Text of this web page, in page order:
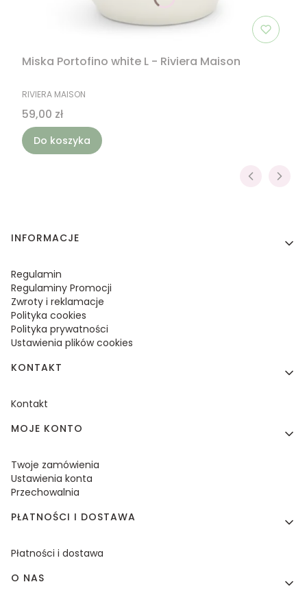
Miska Portofino white L - Riviera Maison
PRODUCENT
RIVIERA MAISON
Cena
59,00 zł
Do koszyka
Linki w stopce
INFORMACJE
Regulamin
Regulaminy Promocji
Zwroty i reklamacje
Polityka cookies
Polityka prywatności
Ustawienia plików cookies
KONTAKT
Kontakt
MOJE KONTO
Twoje zamówienia
Ustawienia konta
Przechowalnia
PŁATNOŚCI I DOSTAWA
Płatności i dostawa
O NAS